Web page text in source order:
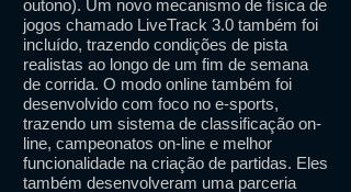
outono). Um novo mecanismo de física de
jogos chamado LiveTrack 3.0 também foi
incluído, trazendo condições de pista
realistas ao longo de um fim de semana
de corrida. O modo online também foi
desenvolvido com foco no e-sports,
trazendo um sistema de classificação on-
line, campeonatos on-line e melhor
funcionalidade na criação de partidas. Eles
também desenvolveram uma parceria